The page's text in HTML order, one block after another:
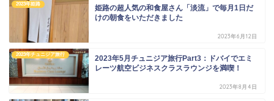
2023年姫路
姫路の超人気の和食屋さん「淡流」で毎月1日だ
けの朝食をいただきました
2023年6月12日
2023年チュニジア旅行
2023年5月チュニジア旅行Part3：ドバイでエミ
レーツ航空ビジネスクラスラウンジを満喫！
2023年8月4日